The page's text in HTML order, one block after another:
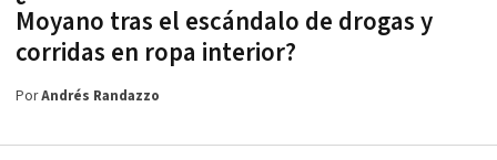
Moyano tras el escándalo de drogas y
corridas en ropa interior?
PorAndrés Randazzo